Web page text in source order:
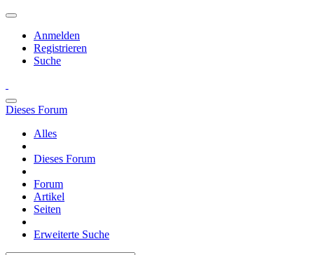
Anmelden
Registrieren
Suche
Dieses Forum
Alles
Dieses Forum
Forum
Artikel
Seiten
Erweiterte Suche